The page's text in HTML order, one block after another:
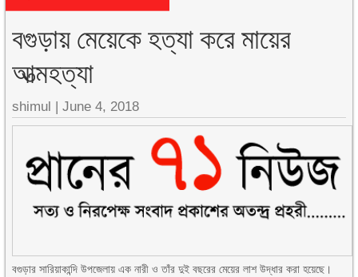
বগুড়ায় মেয়েকে হত্যা করে মায়ের
আত্মহত্যা
shimul |June 4, 2018
বগুড়ার সারিয়াকান্দি উপজেলায় এক নারী ও তাঁর দুই বছরের মেয়ের লাশ উদ্ধার করা হয়েছে।